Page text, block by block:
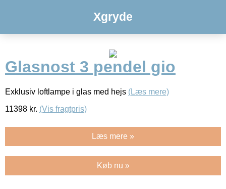
Xgryde
Glasnost 3 pendel gio
Exklusiv loftlampe i glas med hejs (Læs mere)
11398 kr. (Vis fragtpris)
Læs mere »
Køb nu »